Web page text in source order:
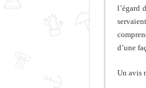
l’égard
d’une
Un avis